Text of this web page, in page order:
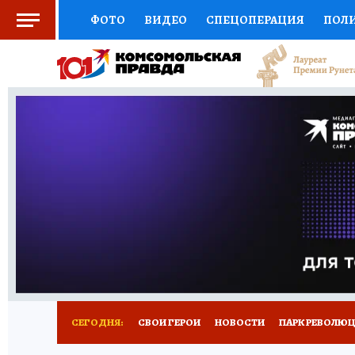
ФОТО ВИДЕО СПЕЦОПЕРАЦИЯ
СОЦПОДДЕРЖКА НАУКА СПОРТ
ВЫБОР ЭКСПЕРТОВ ДОКТОР
ПРОГНОЗЫ НА СПОРТ
СЕГОДНЯ: СВОИ ГЕРОИ НОВОСТИ ПАРК